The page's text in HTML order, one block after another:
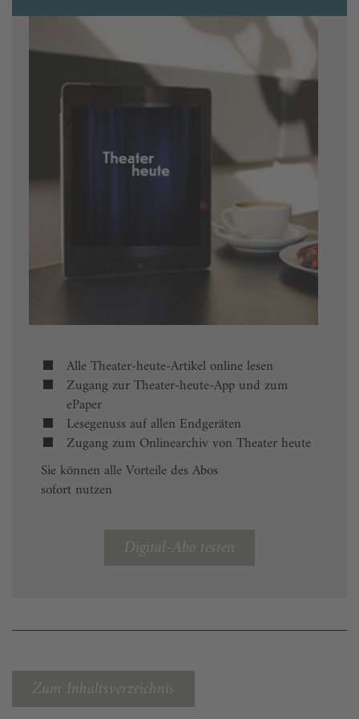
Alle Theater-heute-Artikel online lesen
Zugang zur Theater-heute-App und zum
ePaper
Lesegenuss auf allen Endgeräten
Zugang zum Onlinearchiv von Theater heute
Sie können alle Vorteile des Abos
sofort nutzen
Digital-Abo testen
Zum Inhaltsverzeichnis